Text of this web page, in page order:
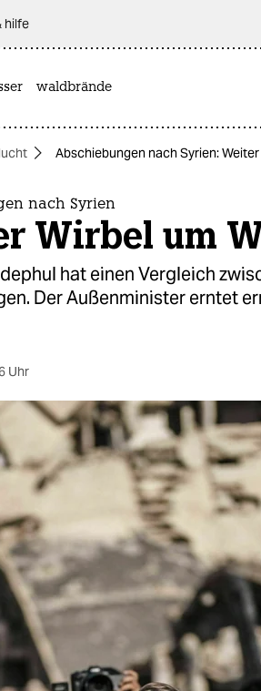
hilfe
waldbrände
Abschiebungen nach Syrien:
nach Syrien
Wirbel um
hat einen Vergleich
Der Außenminister erntet
Uhr